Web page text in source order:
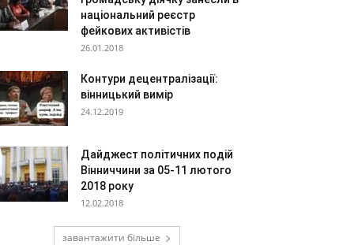
національний реєстр
фейкових активістів
26.01.2018
Контури децентралізації:
вінницький вимір
24.12.2019
Дайджест політичних подій
Вінниччини за 05-11 лютого
2018 року
12.02.2018
завантажити більше